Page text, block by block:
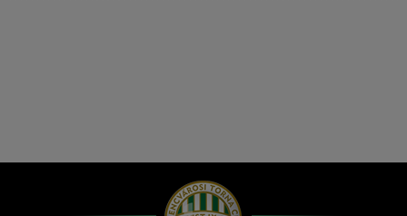
Hírek